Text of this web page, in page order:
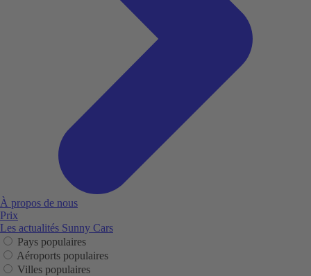
À propos de nous
Prix
Les actualités Sunny Cars
Pays populaires
Aéroports populaires
Villes populaires